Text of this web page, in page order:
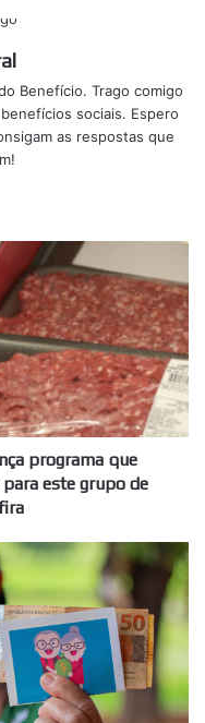
Benefício. Trago comigo
sociais. Espero
as respostas que
programa que
para este grupo de